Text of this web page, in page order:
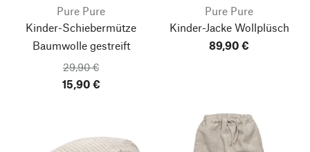
Pure Pure
Kinder-Schiebermütze
Baumwolle gestreift
29,90 €
15,90 €
Pure Pure
Kinder-Jacke Wollplüsch
89,90 €